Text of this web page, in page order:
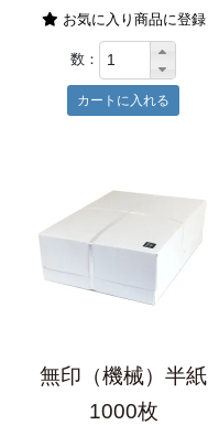
お気に入り商品に登録
数：
無印（機械）半紙
1000枚